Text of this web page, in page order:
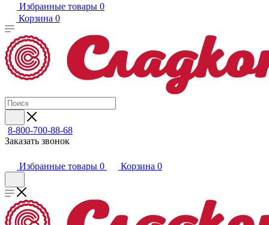
Избранные товары 0
Корзина 0
8-800-700-88-68
Заказать звонок
Избранные товары 0 Корзина 0